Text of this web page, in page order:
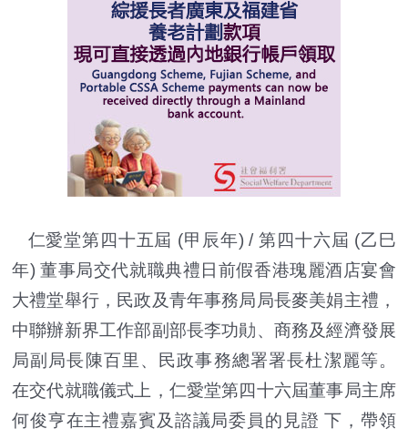
仁愛堂第四十五屆 (甲辰年) / 第四十六屆 (乙巳
年) 董事局交代就職典禮日前假香港瑰麗酒店宴會
大禮堂舉行，民政及青年事務局局長麥美娟主禮，
中聯辦新界工作部副部長李功勛、商務及經濟發展
局副局長陳百里、民政事務總署署長杜潔麗等。
在交代就職儀式上，仁愛堂第四十六屆董事局主席
何俊亨在主禮嘉賓及諮議局委員的見證 下，帶領